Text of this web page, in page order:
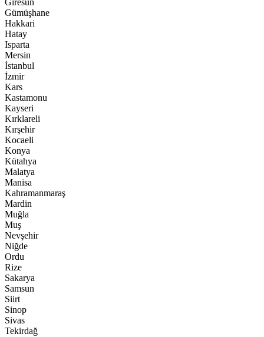
Giresun
Gümüşhane
Hakkari
Hatay
Isparta
Mersin
İstanbul
İzmir
Kars
Kastamonu
Kayseri
Kırklareli
Kırşehir
Kocaeli
Konya
Kütahya
Malatya
Manisa
Kahramanmaraş
Mardin
Muğla
Muş
Nevşehir
Niğde
Ordu
Rize
Sakarya
Samsun
Siirt
Sinop
Sivas
Tekirdağ